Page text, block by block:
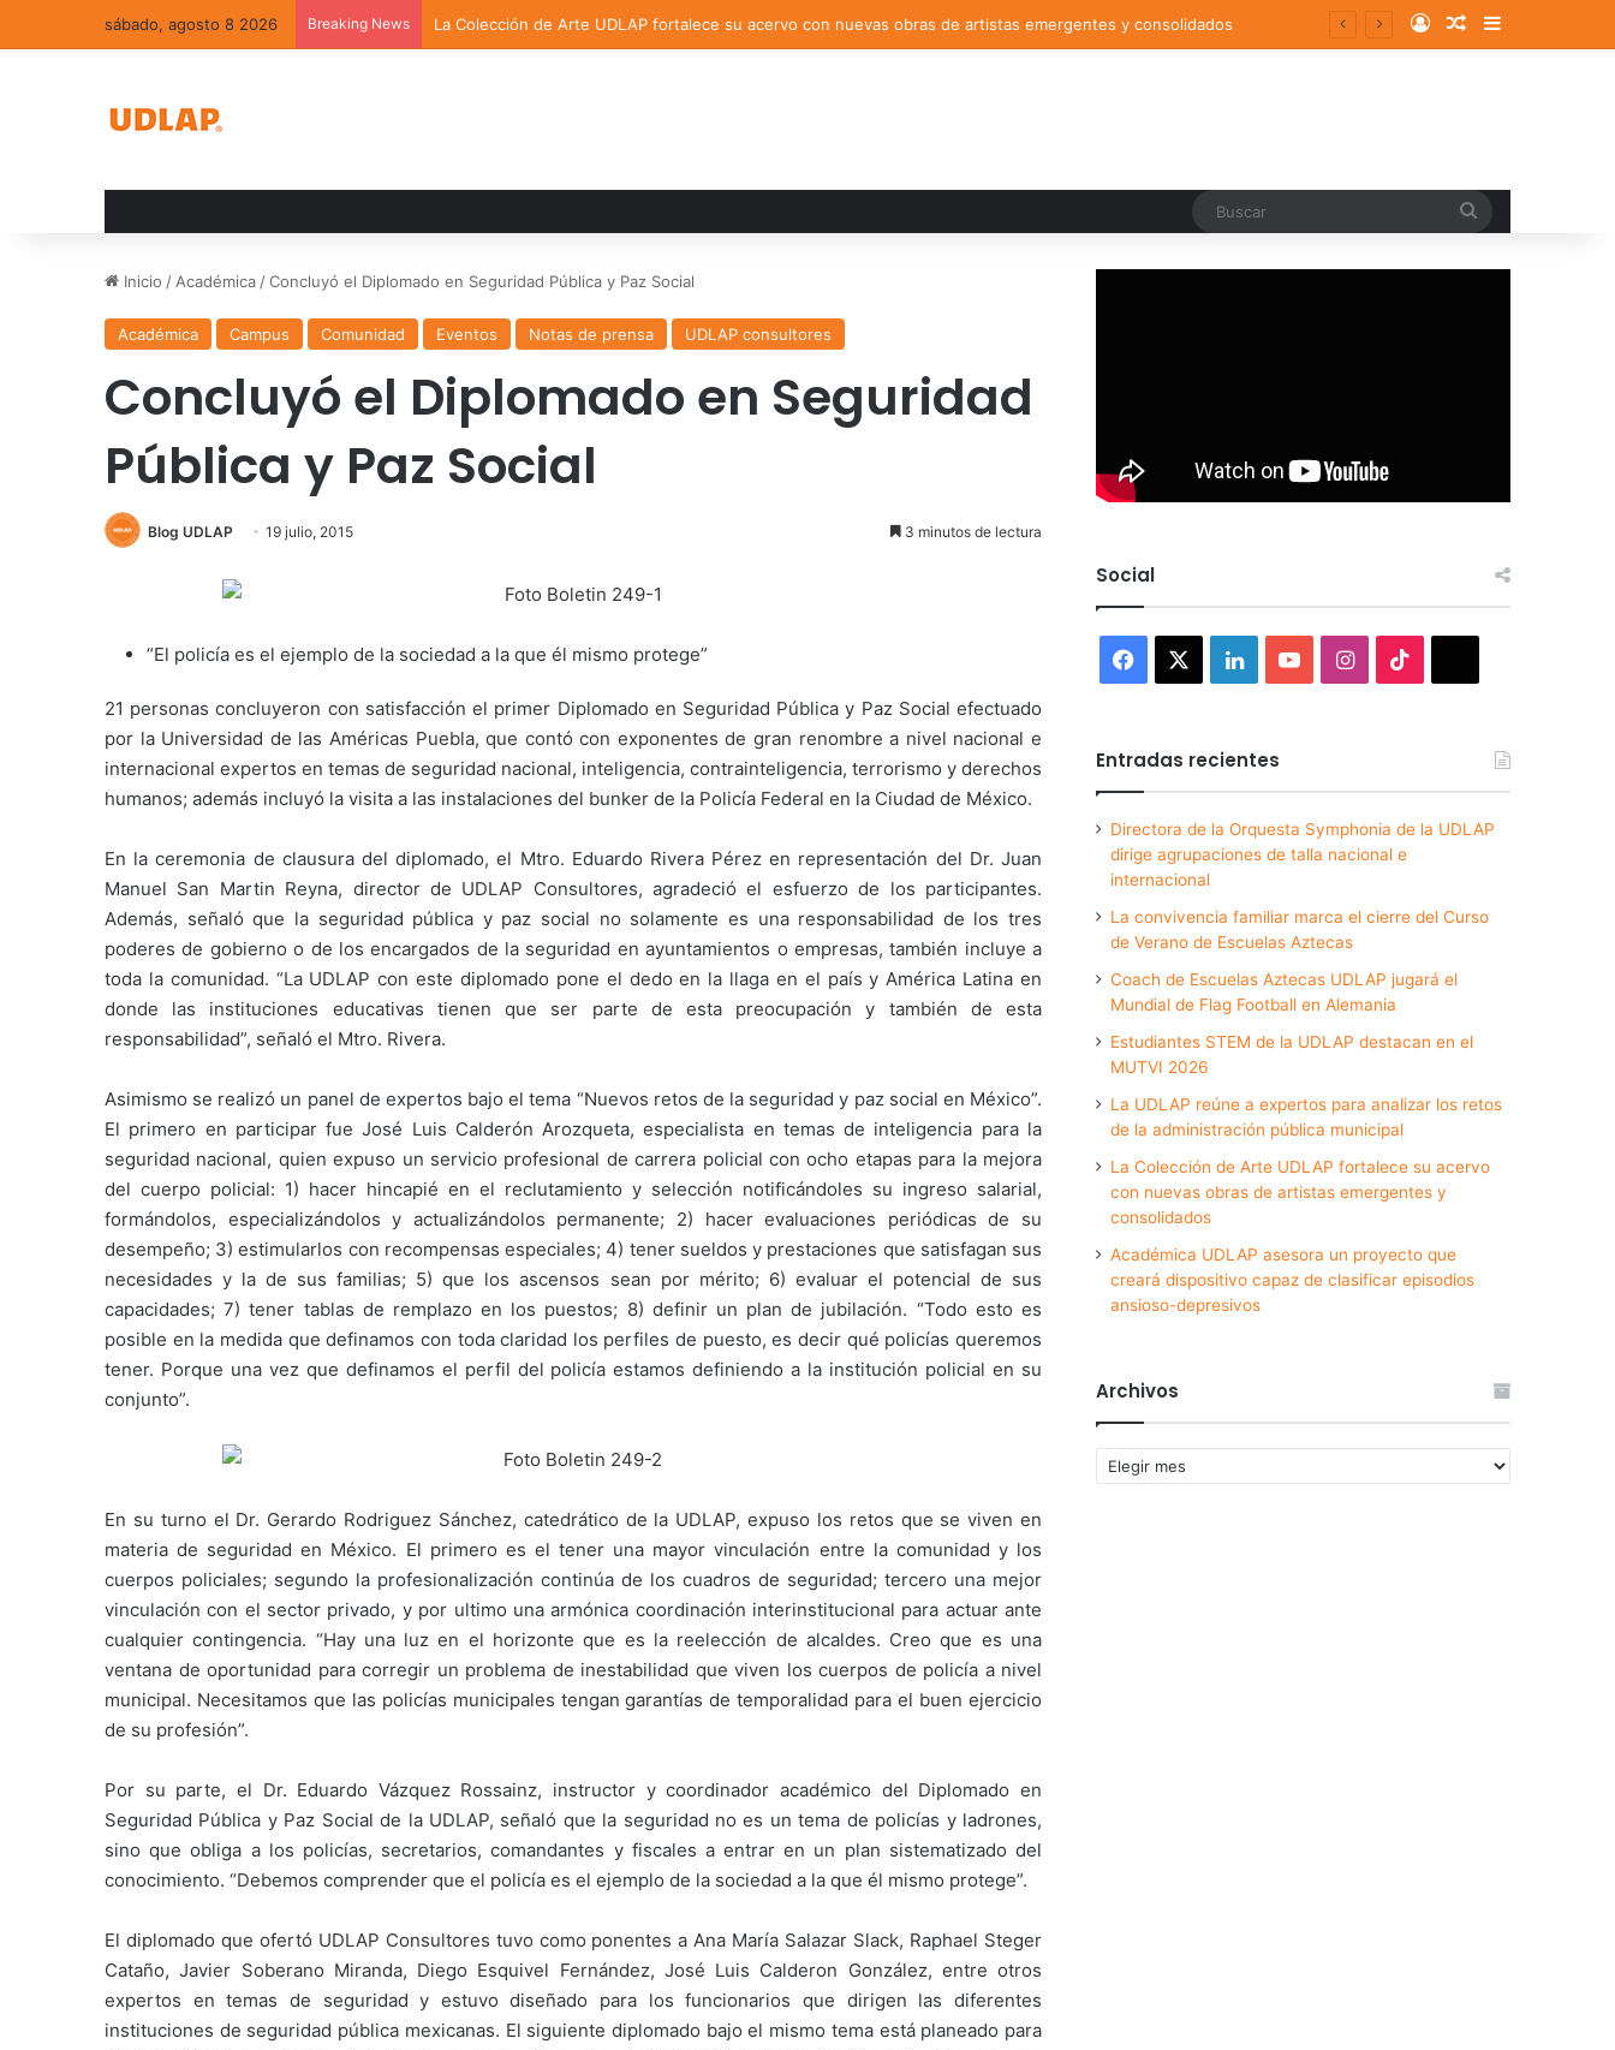
sábado, agosto 8 2026 Breaking News La Colección de Arte UDLAP fortalece su acervo con nuevas obras de artistas emergentes y consolidados Log InRandom Article
Sidebar
Inicio / Académica /Concluyó el Diplomado en Seguridad Pública y Paz Social
Académica Campus Comunidad Eventos Notas de prensa UDLAP consultores
Concluyó el Diplomado en Seguridad
Pública y Paz Social
Blog UDLAP 19 julio, 2015 3 minutos de lectura
“El policía es el ejemplo de la sociedad a la que él mismo protege”
21 personas concluyeron con satisfacción el primer Diplomado en Seguridad Pública y Paz Social efectuado
por la Universidad de las Américas Puebla, que contó con exponentes de gran renombre a nivel nacional e
internacional expertos en temas de seguridad nacional, inteligencia, contrainteligencia, terrorismo y derechos
humanos; además incluyó la visita a las instalaciones del bunker de la Policía Federal en la Ciudad de México.
En la ceremonia de clausura del diplomado, el Mtro. Eduardo Rivera Pérez en representación del Dr. Juan
Manuel San Martin Reyna, director de UDLAP Consultores, agradeció el esfuerzo de los participantes.
Además, señaló que la seguridad pública y paz social no solamente es una responsabilidad de los tres
poderes de gobierno o de los encargados de la seguridad en ayuntamientos o empresas, también incluye a
toda la comunidad. “La UDLAP con este diplomado pone el dedo en la llaga en el país y América Latina en
donde las instituciones educativas tienen que ser parte de esta preocupación y también de esta
responsabilidad”, señaló el Mtro. Rivera.
Asimismo se realizó un panel de expertos bajo el tema “Nuevos retos de la seguridad y paz social en México”.
El primero en participar fue José Luis Calderón Arozqueta, especialista en temas de inteligencia para la
seguridad nacional, quien expuso un servicio profesional de carrera policial con ocho etapas para la mejora
del cuerpo policial: 1) hacer hincapié en el reclutamiento y selección notificándoles su ingreso salarial,
formándolos, especializándolos y actualizándolos permanente; 2) hacer evaluaciones periódicas de su
desempeño; 3) estimularlos con recompensas especiales; 4) tener sueldos y prestaciones que satisfagan sus
necesidades y la de sus familias; 5) que los ascensos sean por mérito; 6) evaluar el potencial de sus
capacidades; 7) tener tablas de remplazo en los puestos; 8) definir un plan de jubilación. “Todo esto es
posible en la medida que definamos con toda claridad los perfiles de puesto, es decir qué policías queremos
tener. Porque una vez que definamos el perfil del policía estamos definiendo a la institución policial en su
conjunto”.
En su turno el Dr. Gerardo Rodriguez Sánchez, catedrático de la UDLAP, expuso los retos que se viven en
materia de seguridad en México. El primero es el tener una mayor vinculación entre la comunidad y los
cuerpos policiales; segundo la profesionalización continúa de los cuadros de seguridad; tercero una mejor
vinculación con el sector privado, y por ultimo una armónica coordinación interinstitucional para actuar ante
cualquier contingencia. “Hay una luz en el horizonte que es la reelección de alcaldes. Creo que es una
ventana de oportunidad para corregir un problema de inestabilidad que viven los cuerpos de policía a nivel
municipal. Necesitamos que las policías municipales tengan garantías de temporalidad para el buen ejercicio
de su profesión”.
Por su parte, el Dr. Eduardo Vázquez Rossainz, instructor y coordinador académico del Diplomado en
Seguridad Pública y Paz Social de la UDLAP, señaló que la seguridad no es un tema de policías y ladrones,
sino que obliga a los policías, secretarios, comandantes y fiscales a entrar en un plan sistematizado del
conocimiento. “Debemos comprender que el policía es el ejemplo de la sociedad a la que él mismo protege”.
El diplomado que ofertó UDLAP Consultores tuvo como ponentes a Ana María Salazar Slack, Raphael Steger
Cataño, Javier Soberano Miranda, Diego Esquivel Fernández, José Luis Calderon González, entre otros
expertos en temas de seguridad y estuvo diseñado para los funcionarios que dirigen las diferentes
instituciones de seguridad pública mexicanas. El siguiente diplomado bajo el mismo tema está planeado para
Social
Facebook LinkedInYouTubeInstagram
Entradas recientes
Directora de la Orquesta Symphonia de la UDLAP
dirige agrupaciones de talla nacional e
internacional
La convivencia familiar marca el cierre del Curso
de Verano de Escuelas Aztecas
Coach de Escuelas Aztecas UDLAP jugará el
Mundial de Flag Football en Alemania
Estudiantes STEM de la UDLAP destacan en el
MUTVI 2026
La UDLAP reúne a expertos para analizar los retos
de la administración pública municipal
La Colección de Arte UDLAP fortalece su acervo
con nuevas obras de artistas emergentes y
consolidados
Académica UDLAP asesora un proyecto que
creará dispositivo capaz de clasificar episodios
ansioso-depresivos
Archivos
Archivos